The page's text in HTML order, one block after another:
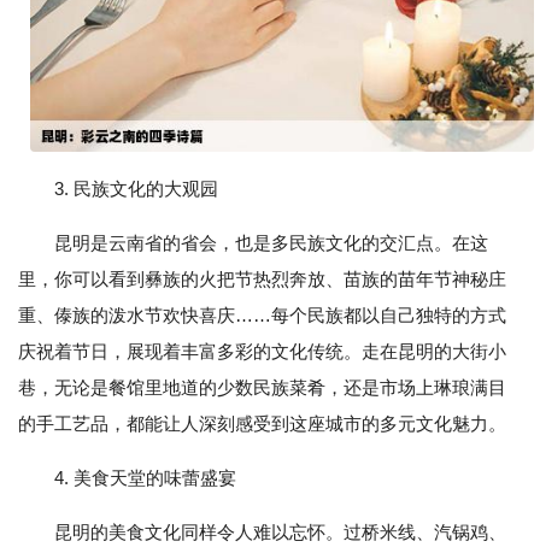
3. 民族文化的大观园
昆明是云南省的省会，也是多民族文化的交汇点。在这
里，你可以看到彝族的火把节热烈奔放、苗族的苗年节神秘庄
重、傣族的泼水节欢快喜庆……每个民族都以自己独特的方式
庆祝着节日，展现着丰富多彩的文化传统。走在昆明的大街小
巷，无论是餐馆里地道的少数民族菜肴，还是市场上琳琅满目
的手工艺品，都能让人深刻感受到这座城市的多元文化魅力。
4. 美食天堂的味蕾盛宴
昆明的美食文化同样令人难以忘怀。过桥米线、汽锅鸡、